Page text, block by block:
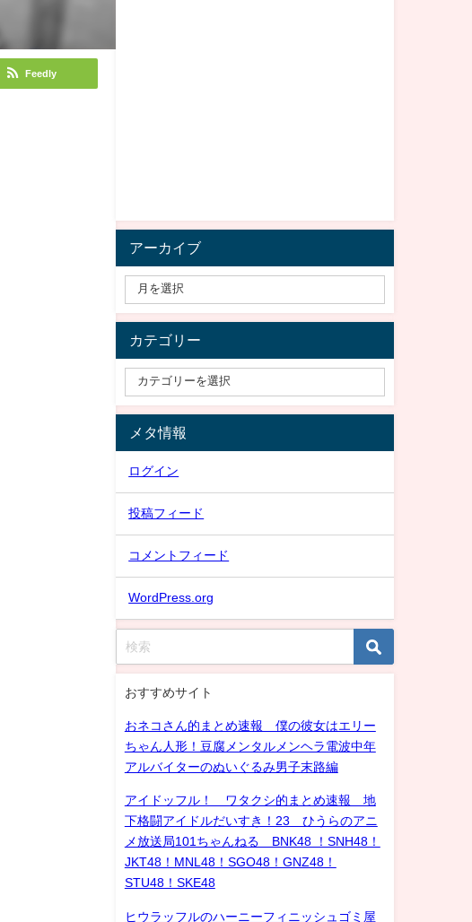
Feedly
アーカイブ
カテゴリー
メタ情報
ログイン
投稿フィード
コメントフィード
WordPress.org
おすすめサイト
おネコさん的まとめ速報 僕の彼女はエリー
ちゃん人形！豆腐メンタルメンヘラ電波中年
アルバイターのぬいぐるみ男子末路編
アイドッフル！ ワタクシ的まとめ速報 地
下格闘アイドルだいすき！23 ひうらのアニ
メ放送局101ちゃんねる BNK48 ！SNH48！
JKT48！MNL48！SGO48！GNZ48！
STU48！SKE48
ヒウラッフルのハーニーフィニッシュゴミ屋